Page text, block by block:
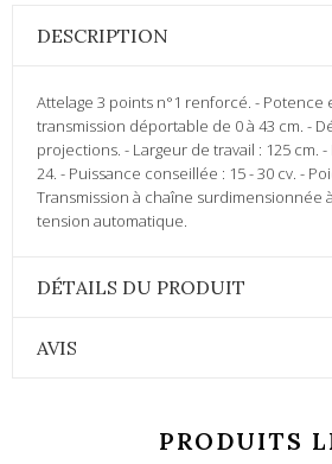
DESCRIPTION
Attelage 3 points n°1 renforcé. - Potence
transmission déportable de 0 à 43 cm. -
projections. - Largeur de travail : 125 cm.
24. - Puissance conseillée : 15 - 30 cv. -
Transmission à chaîne surdimensionnée
tension automatique.
DÉTAILS DU PRODUIT
AVIS
PRODUITS